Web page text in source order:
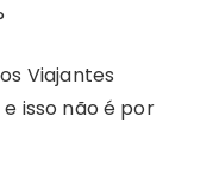
Viajantes
isso não é por